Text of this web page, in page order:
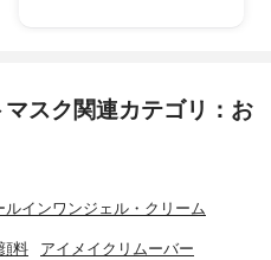
スク関連カテゴリ：お
ルインワンジェル・クリーム
料 アイメイクリムーバー